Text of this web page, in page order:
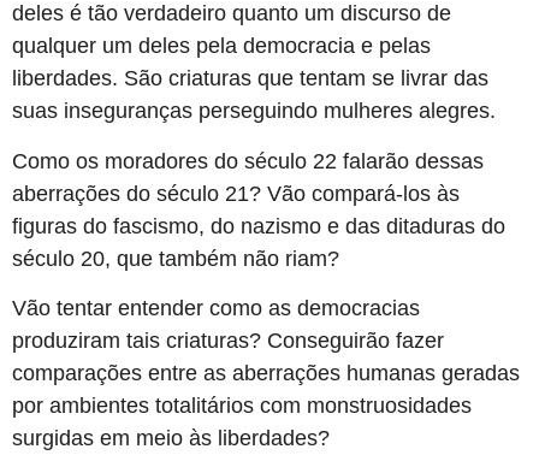
deles é tão verdadeiro quanto um discurso de
qualquer um deles pela democracia e pelas
liberdades. São criaturas que tentam se livrar das
suas inseguranças perseguindo mulheres alegres.
Como os moradores do século 22 falarão dessas
aberrações do século 21? Vão compará-los às
figuras do fascismo, do nazismo e das ditaduras do
século 20, que também não riam?
Vão tentar entender como as democracias
produziram tais criaturas? Conseguirão fazer
comparações entre as aberrações humanas geradas
por ambientes totalitários com monstruosidades
surgidas em meio às liberdades?